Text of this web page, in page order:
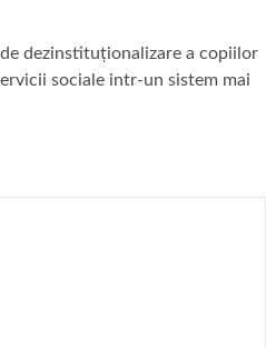
dezinstituționalizare a copiilor
sociale intr-un sistem mai